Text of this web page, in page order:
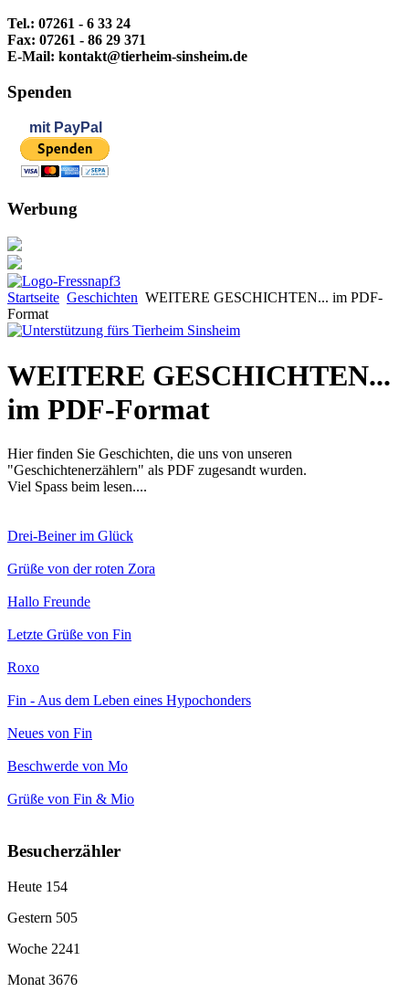
Tel.: 07261 - 6 33 24
Fax: 07261 - 86 29 371
E-Mail: kontakt@tierheim-sinsheim.de
Spenden
mit PayPal
Werbung
Startseite Geschichten WEITERE GESCHICHTEN... im PDF-
Format
WEITERE GESCHICHTEN...
im PDF-Format
Hier finden Sie Geschichten, die uns von unseren
"Geschichtenerzählern" als PDF zugesandt wurden.
Viel Spass beim lesen....
Drei-Beiner im Glück
Grüße von der roten Zora
Hallo Freunde
Letzte Grüße von Fin
Roxo
Fin - Aus dem Leben eines Hypochonders
Neues von Fin
Beschwerde von Mo
Grüße von Fin & Mio
Besucherzähler
Heute 154
Gestern 505
Woche 2241
Monat 3676